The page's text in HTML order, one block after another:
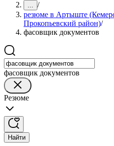
... /
резюме в Артыште
Прокопьевский район)/
фасовщик документов
фасовщик документов
Резюме
Найти